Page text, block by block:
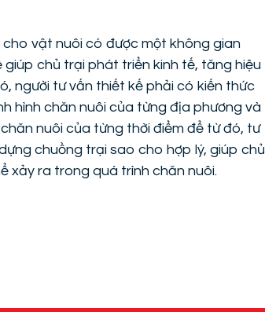
vật nuôi có được một không gian
giúp chủ trại phát triển kinh tế, tăng hiệu
người tư vấn thiết kế phải có kiến thức
hình chăn nuôi của từng địa phương và
nuôi của từng thời điểm để từ đó, tư
chuồng trại sao cho hợp lý, giúp chủ
xảy ra trong quá trình chăn nuôi.